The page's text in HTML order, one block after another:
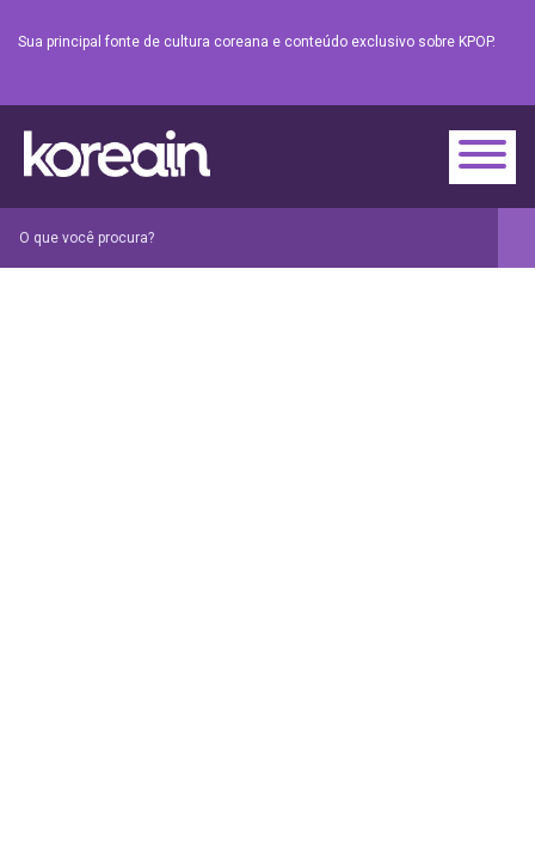
Sua principal fonte de cultura coreana e conteúdo exclusivo sobre KPOP.